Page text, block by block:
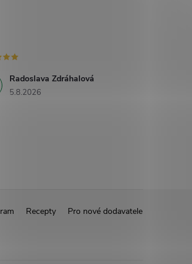
Radoslava Zdráhalová
5.8.2026
Recepty
Pro nové dodavatele